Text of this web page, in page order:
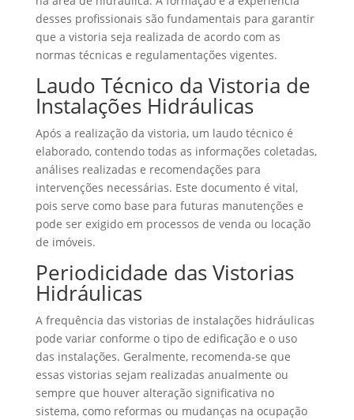
desses profissionais são fundamentais para garantir
que a vistoria seja realizada de acordo com as
normas técnicas e regulamentações vigentes.
Laudo Técnico da Vistoria de
Instalações Hidráulicas
Após a realização da vistoria, um laudo técnico é
elaborado, contendo todas as informações coletadas,
análises realizadas e recomendações para
intervenções necessárias. Este documento é vital,
pois serve como base para futuras manutenções e
pode ser exigido em processos de venda ou locação
de imóveis.
Periodicidade das Vistorias
Hidráulicas
A frequência das vistorias de instalações hidráulicas
pode variar conforme o tipo de edificação e o uso
das instalações. Geralmente, recomenda-se que
essas vistorias sejam realizadas anualmente ou
sempre que houver alteração significativa no
sistema, como reformas ou mudanças na ocupação